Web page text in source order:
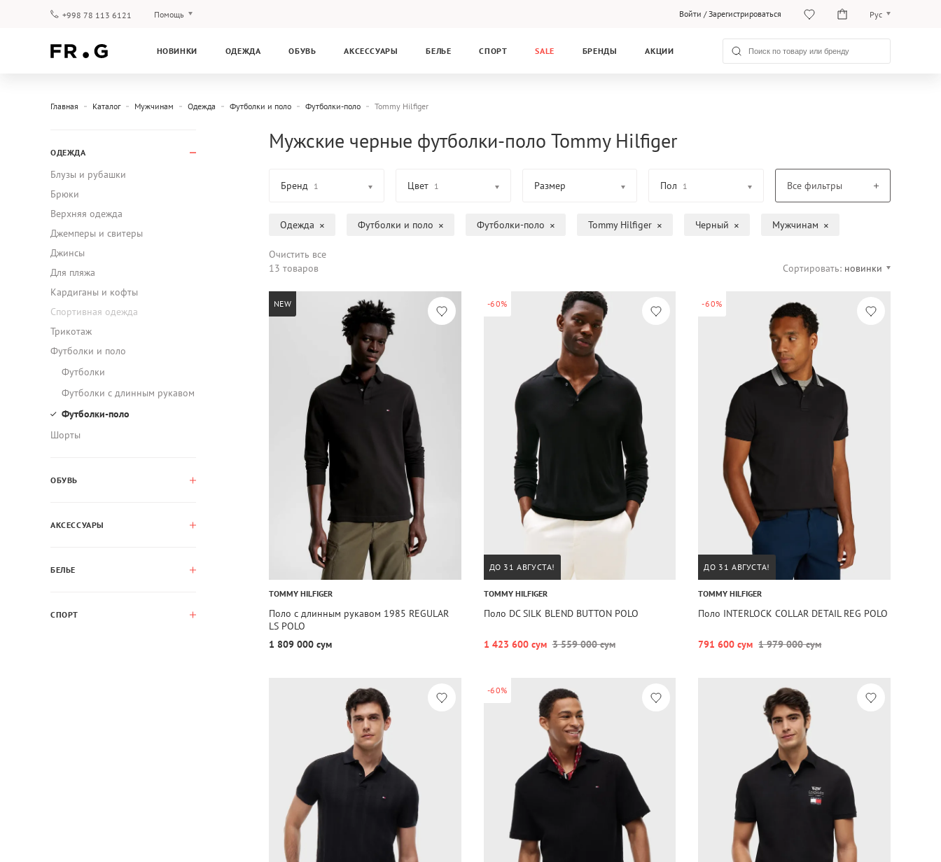
+998 78 113 6121 Помощь Войти /Зарегистрироваться Рус
Рус
НОВИНКИ ОДЕЖДА ОБУВЬ АКСЕССУАРЫ БЕЛЬЕ СПОРТ SALE БРЕНДЫ АКЦИИ
Главная Каталог Мужчинам Одежда Футболки и поло Футболки-поло Tommy Hilfiger
ОДЕЖДА
Блузы и рубашки
Брюки
Верхняя одежда
Джемперы и свитеры
Джинсы
Для пляжа
Кардиганы и кофты
Спортивная одежда
Трикотаж
Футболки и поло
Футболки
Футболки с длинным рукавом
Футболки-поло
Шорты
ОБУВЬ
АКСЕССУАРЫ
БЕЛЬЕ
СПОРТ
Мужские черные футболки-поло Tommy Hilfiger
Бренд 1 Цвет 1 Размер Пол 1 Все фильтры
Одежда Футболки и поло Футболки-поло Tommy Hilfiger Черный Мужчинам
Очистить все
13 товаров
Сортировать: новинки
NEW
TOMMY HILFIGER
Поло с длинным рукавом 1985 REGULAR
LS POLO
1 809 000 сум
-60%
ДО 31 АВГУСТА!
TOMMY HILFIGER
Поло DC SILK BLEND BUTTON POLO
1 423 600 сум 3 559 000 сум
-60%
ДО 31 АВГУСТА!
TOMMY HILFIGER
Поло INTERLOCK COLLAR DETAIL REG POLO
791 600 сум 1 979 000 сум
-60%